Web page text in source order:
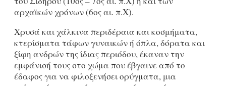
αρχαϊκών χρόνων (6ος αι. π.Χ).
Χρυσά και χάλκινα περιδέραια και κοσμήματα,
κτερίσματα τάφων γυναικών ή όπλα, δόρατα και
ξίφη ανδρών της ίδιας περιόδου, έκαναν την
εμφάνισή τους στο χώμα που έβγαινε από το
έδαφος για να φιλοξενήσει ορύγματα, μια